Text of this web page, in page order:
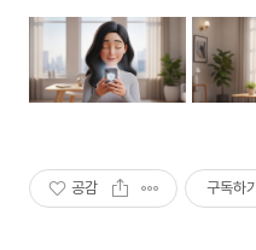
공감 구독하기